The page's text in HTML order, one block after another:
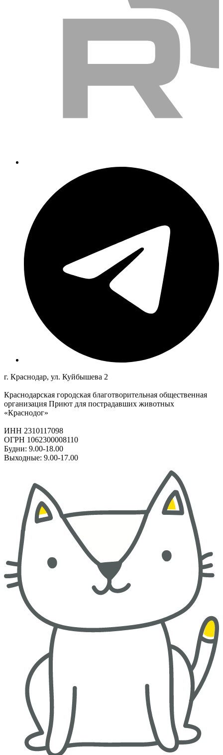
г. Краснодар, ул. Куйбышева 2
Краснодарская городская благотворительная общественная
организация Приют для пострадавших животных
«Краснодог»
ИНН 2310117098
ОГРН 1062300008110
Будни: 9.00-18.00
Выходные: 9.00-17.00